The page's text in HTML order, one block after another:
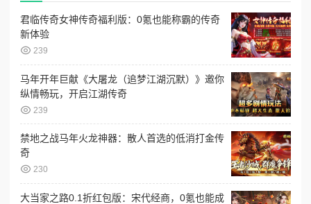
君临传奇女神传奇福利版：0氪也能称霸的传奇
新体验
239
马年开年巨献《大屠龙（追梦江湖沉默）》邀你
纵情畅玩，开启江湖传奇
239
禁地之战马年火龙神器：散人首选的低消打金传
奇
230
大当家之路0.1折红包版：宋代经商，0氪也能成